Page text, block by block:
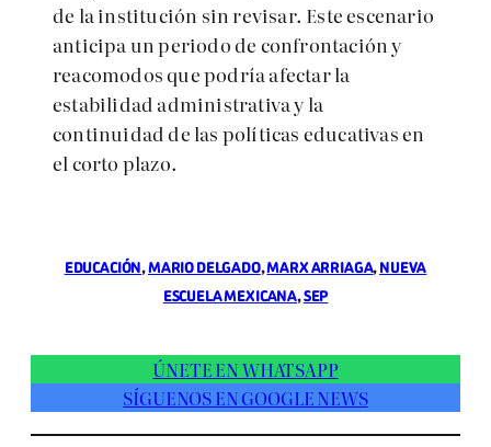
de la institución sin revisar. Este escenario
anticipa un periodo de confrontación y
reacomodos que podría afectar la
estabilidad administrativa y la
continuidad de las políticas educativas en
el corto plazo.
EDUCACIÓN, MARIO DELGADO, MARX ARRIAGA, NUEVA
ESCUELA MEXICANA, SEP
ÚNETE EN WHATSAPP
SÍGUENOS EN GOOGLE NEWS